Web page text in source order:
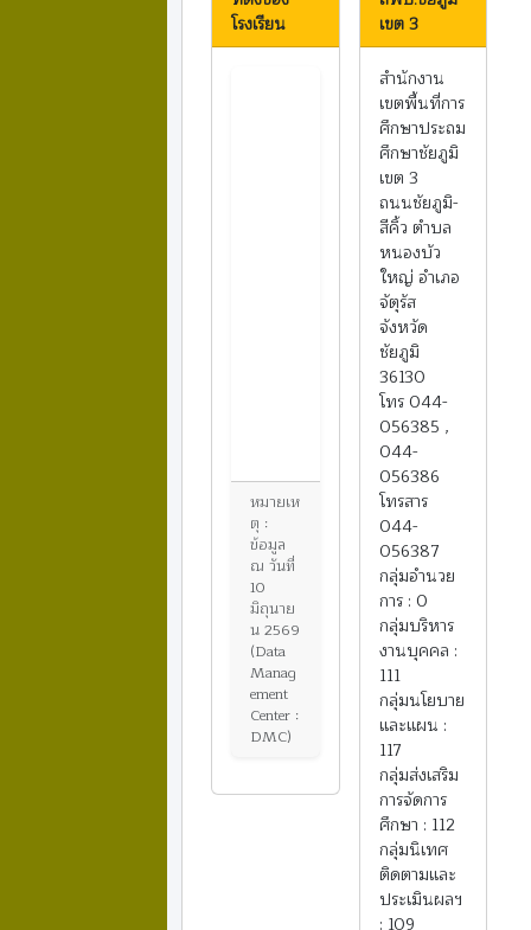
โรงเรียน
หมายเห
ตุ :
ข้อมูล
ณ วันที่
10
มิถุนาย
น 2569
(Data
Manag
ement
Center :
DMC)
เขต 3
สำนักงาน
เขตพื้นที่การ
ศึกษาประถม
ศึกษาชัยภูมิ
เขต 3
ถนนชัยภูมิ-
สีคิ้ว ตำบล
หนองบัว
ใหญ่ อำเภอ
จัตุรัส
จังหวัด
ชัยภูมิ
36130
โทร 044-
056385 ,
044-
056386
โทรสาร
044-
056387
กลุ่มอำนวย
การ : 0
กลุ่มบริหาร
งานบุคคล :
111
กลุ่มนโยบาย
และแผน :
117
กลุ่มส่งเสริม
การจัดการ
ศึกษา : 112
กลุ่มนิเทศ
ติดตามและ
ประเมินผลฯ